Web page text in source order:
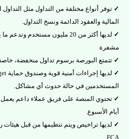
توفر أنواع مختلفة من التداول مثل التداول
المالية والعقود الدائمة ونسخ التداول.
مشفرة
تتمتع البورصة برسوم تداول منخفضة، خاصة
المستخدمين في حالة حدوث أي مشاكل.
تحتوي المنصة على فريق عملاء داعم
أيام الأسبوع.
FCA.